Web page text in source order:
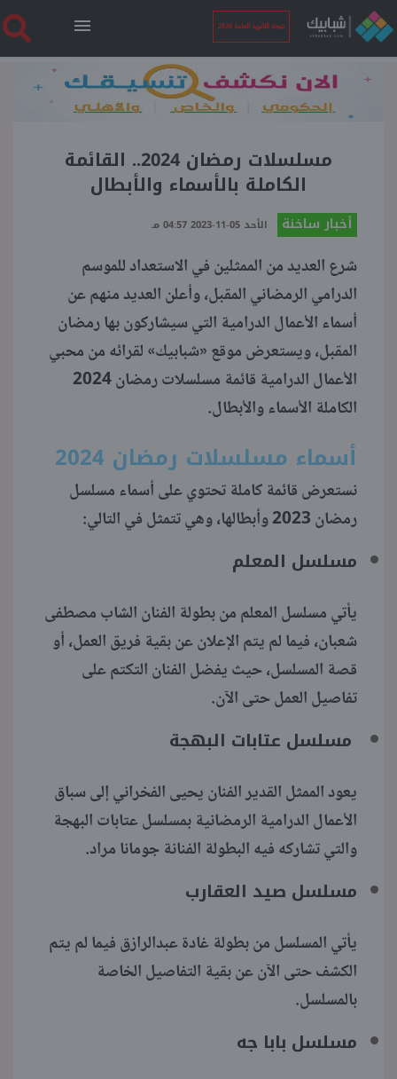
نتيجة الثانوية العامة 2026
الرئيسية
نتيجة الثانوية العامة 2026
فنجان قهوة
بوابة الطلبة
ملفات
مسلسلات رمضان 2024.. القائمة
الكاملة بالأسماء والأبطال
أخبار ساخنة الأحد 05-11-2023 04:57 مـ
شرع العديد من الممثلين في الاستعداد للموسم
الدرامي الرمضاني المقبل، وأعلن العديد منهم عن
أسماء الأعمال الدرامية التي سيشاركون بها رمضان
المقبل، ويستعرض موقع «شبابيك» لقرائه من محبي
الأعمال الدرامية قائمة مسلسلات رمضان 2024
الكاملة الأسماء والأبطال.
أسماء مسلسلات رمضان 2024
​​​​​​​نستعرض قائمة كاملة تحتوي على أسماء مسلسل
رمضان 2023 وأبطالها، وهي تتمثل في التالي:
مسلسل المعلم
يأتي مسلسل المعلم من بطولة الفنان الشاب مصطفى
شعبان، فيما لم يتم الإعلان عن بقية فريق العمل، أو
قصة المسلسل، حيث يفضل الفنان التكتم على
تفاصيل العمل حتى الآن.
مسلسل عتابات البهجة
يعود الممثل القدير الفنان يحيى الفخراني إلى سباق
الأعمال الدرامية الرمضانية بمسلسل عتابات البهجة
والتي تشاركه فيه البطولة الفنانة جومانا مراد.
مسلسل صيد العقارب
يأتي المسلسل من بطولة غادة عبدالرازق فيما لم يتم
الكشف حتى الآن عن بقية التفاصيل الخاصة
بالمسلسل.
مسلسل بابا جه